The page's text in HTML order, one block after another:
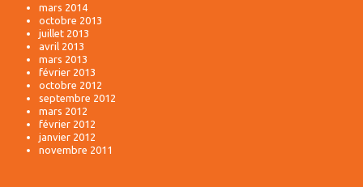
mars 2014
octobre 2013
juillet 2013
avril 2013
mars 2013
février 2013
octobre 2012
septembre 2012
mars 2012
février 2012
janvier 2012
novembre 2011